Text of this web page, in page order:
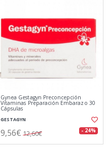
Gynea Gestagyn Preconcepción
Vitaminas Preparación Embarazo 30
Cápsulas
GESTAGYN
9,56€ 12,60€ - 24%